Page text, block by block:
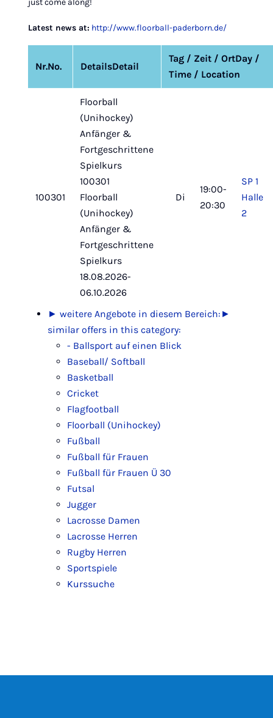
just come along!
Latest news at: http://www.floorball-paderborn.de/
Nr.No. DetailsDetail
Tag / Zeit / OrtDay /
Time / Location
100301
Floorball
(Unihockey)
Anfänger &
Fortgeschrittene
Spielkurs
100301
Floorball
(Unihockey)
Anfänger &
Fortgeschrittene
Spielkurs
18.08.2026-
06.10.2026
Di
19:00-
20:30
SP 1
Halle
2
► weitere Angebote in diesem Bereich: ►
similar offers in this category:
- Ballsport auf einen Blick
Baseball/ Softball
Basketball
Cricket
Flagfootball
Floorball (Unihockey)
Fußball
Fußball für Frauen
Fußball für Frauen Ü 30
Futsal
Jugger
Lacrosse Damen
Lacrosse Herren
Rugby Herren
Sportspiele
Kurssuche